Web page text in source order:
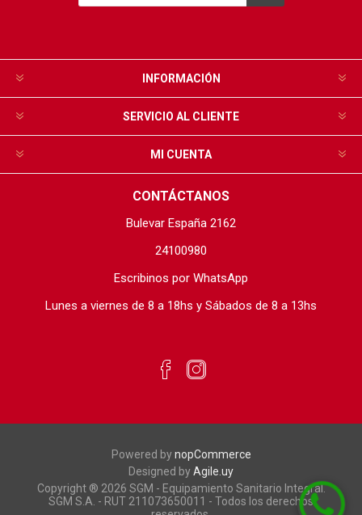
INFORMACIÓN
SERVICIO AL CLIENTE
MI CUENTA
CONTÁCTANOS
Bulevar España 2162
24100980
Escribinos por WhatsApp
Lunes a viernes de 8 a 18hs y Sábados de 8 a 13hs
Powered bynopCommerce
Designed byAgile.uy
Copyright ® 2026 SGM - Equipamiento Sanitario Integral.
SGM S.A. - RUT 211073650011 - Todos los derechos